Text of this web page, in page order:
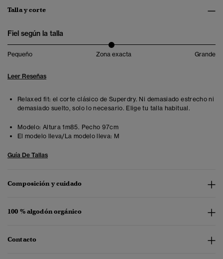
Talla y corte
Fiel según la talla
Pequeño Zona exacta Grande
Leer Reseñas
Relaxed fit: el corte clásico de Superdry. Ni demasiado estrecho ni
demasiado suelto, solo lo necesario. Elige tu talla habitual.
Modelo: Altura 1m85. Pecho 97cm
El modelo lleva/La modelo lleva: M
Guía De Tallas
Composición y cuidado
100 % algodón orgánico
Contacto